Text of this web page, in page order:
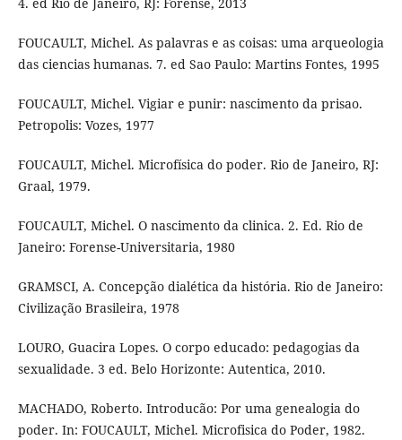
FOUCAULT, Michel. As palavras e as coisas: uma arqueologia
das ciencias humanas. 7. ed Sao Paulo: Martins Fontes, 1995
FOUCAULT, Michel. Vigiar e punir: nascimento da prisao.
Petropolis: Vozes, 1977
FOUCAULT, Michel. Microfísica do poder. Rio de Janeiro, RJ:
Graal, 1979.
FOUCAULT, Michel. O nascimento da clinica. 2. Ed. Rio de
Janeiro: Forense-Universitaria, 1980
GRAMSCI, A. Concepção dialética da história. Rio de Janeiro:
Civilização Brasileira, 1978
LOURO, Guacira Lopes. O corpo educado: pedagogias da
sexualidade. 3 ed. Belo Horizonte: Autentica, 2010.
MACHADO, Roberto. Introducão: Por uma genealogia do
poder. In: FOUCAULT, Michel. Microfisica do Poder, 1982.